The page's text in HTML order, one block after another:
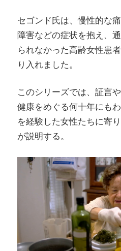
セゴンド氏は、慢性的な
障害などの症状を抱え、
られなかった高齢女性患
り入れました。
このシリーズでは、証言
健康をめぐる何十年にも
を経験した女性たちに寄
が説明する。